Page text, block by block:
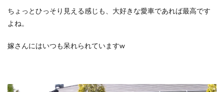
ちょっとひっそり見える感じも、大好きな愛車であれば最高です
よね。
嫁さんにはいつも呆れられていますw